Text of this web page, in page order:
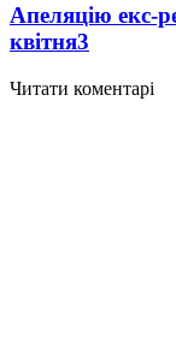
Апеляцію екс-
квітня3
Читати коментарі